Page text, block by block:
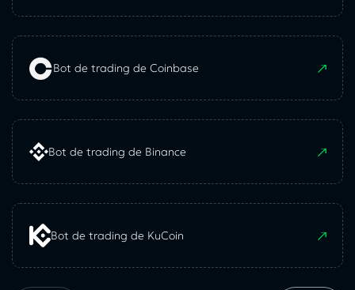
Bot de trading de Coinbase
Bot de trading de Binance
Bot de trading de KuCoin